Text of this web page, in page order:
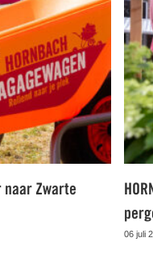
naar Zwarte
06 juli